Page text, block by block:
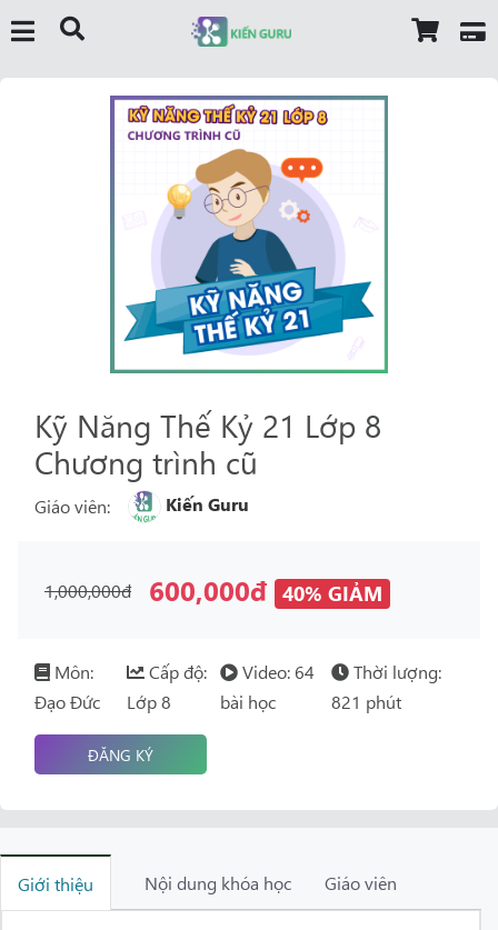
Kỹ Năng Thế Kỷ 21 Lớp 8
Chương trình cũ
Giáo viên: Kiến Guru
1,000,000đ 600,000đ 40% GIẢM
Môn:
Đạo Đức
Cấp độ:
Lớp 8
Video: 64
bài học
Thời lượng:
821 phút
ĐĂNG KÝ
Giới thiệu Nội dung khóa học Giáo viên